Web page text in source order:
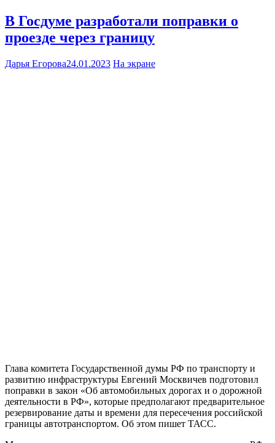
В Госдуме разработали поправки о
проезде через границу
Дарья Егорова24.01.2023 На экране
Глава комитета Государственной думы РФ по транспорту и
развитию инфраструктуры Евгений Москвичев подготовил
поправки в закон «Об автомобильных дорогах и о дорожной
деятельности в РФ», которые предполагают предварительное
резервирование даты и времени для пересечения российской
границы автотранспортом. Об этом пишет ТАСС.